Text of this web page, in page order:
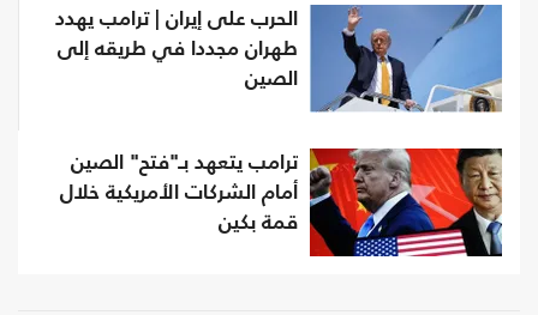
الحرب على إيران | ترامب يهدد
طهران مجددا في طريقه إلى
الصين
ترامب يتعهد بـ"فتح" الصين
أمام الشركات الأمريكية خلال
قمة بكين